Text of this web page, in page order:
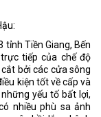
tỉnh Tiền Giang, Bến
tiếp của chế độ
bởi các cửa sông
kiện tốt về cấp và
yếu tố bất lợi,
nhiều phù sa ảnh